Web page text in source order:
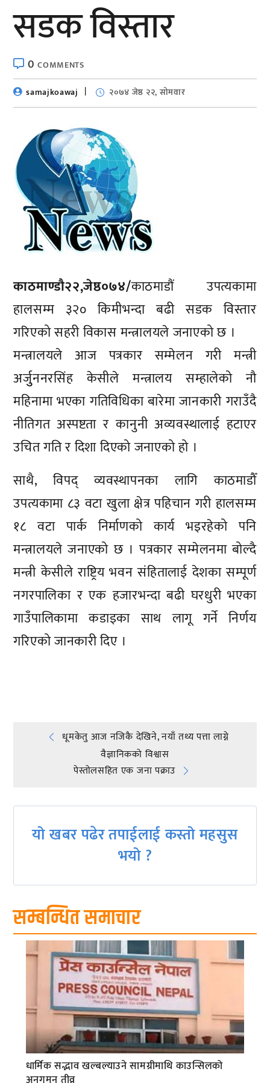
सडक विस्तार
0COMMENTS
samajkoawaj
२०७४ जेष्ठ २२, सोमवार
काठमाण्डाै२२,जेष्ठ०७४/काठमाडौं उपत्यकामा
हालसम्म ३२० किमीभन्दा बढी सडक विस्तार
गरिएको सहरी विकास मन्त्रालयले जनाएको छ ।
मन्त्रालयले आज पत्रकार सम्मेलन गरी मन्त्री
अर्जुुननरसिंह केसीले मन्त्रालय सम्हालेको नौ
महिनामा भएका गतिविधिका बारेमा जानकारी गराउँदै
नीतिगत अस्पष्टता र कानुनी अव्यवस्थालाई हटाएर
उचित गति र दिशा दिएको जनाएको हो ।
साथै, विपद् व्यवस्थापनका लागि काठमाडौँ
उपत्यकामा ८३ वटा खुला क्षेत्र पहिचान गरी हालसम्म
१८ वटा पार्क निर्माणको कार्य भइरहेको पनि
मन्त्रालयले जनाएको छ । पत्रकार सम्मेलनमा बोल्दै
मन्त्री केसीले राष्ट्रिय भवन संहितालाई देशका सम्पूर्ण
नगरपालिका र एक हजारभन्दा बढी घरधुरी भएका
गाउँपालिकामा कडाइका साथ लागू गर्ने निर्णय
गरिएको जानकारी दिए ।
Post
navigation
धूमकेतु आज नजिकै देखिने, नयाँ तथ्य पत्ता लाग्ने
वैज्ञानिकको विश्वास
पेस्तोलसहित एक जना पक्राउ
यो खबर पढेर तपाईलाई कस्तो महसुस
भयो ?
सम्बन्धित समाचार
धार्मिक सद्भाव खल्बल्याउने सामग्रीमाथि काउन्सिलको